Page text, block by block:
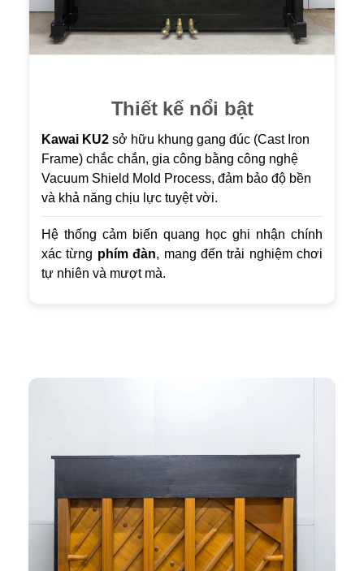
Thiết kế nổi bật
Kawai KU2 sở hữu khung gang đúc (Cast Iron
Frame) chắc chắn, gia công bằng công nghệ
Vacuum Shield Mold Process, đảm bảo độ bền
và khả năng chịu lực tuyệt vời.
Hệ thống cảm biến quang học ghi nhận chính
xác từng phím đàn, mang đến trải nghiệm chơi
tự nhiên và mượt mà.